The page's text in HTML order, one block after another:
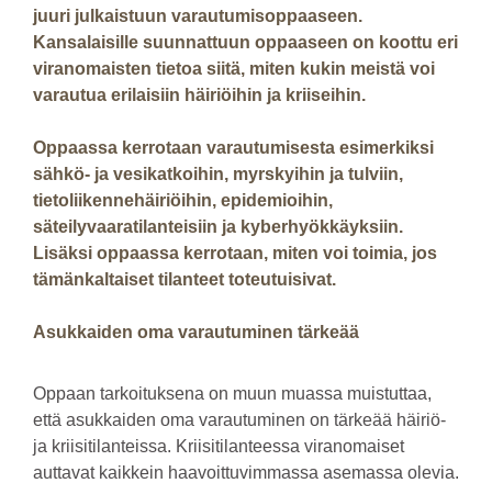
juuri julkaistuun varautumisoppaaseen.
Kansalaisille suunnattuun oppaaseen on koottu eri
viranomaisten tietoa siitä, miten kukin meistä voi
varautua erilaisiin häiriöihin ja kriiseihin.
Oppaassa kerrotaan varautumisesta esimerkiksi
sähkö- ja vesikatkoihin, myrskyihin ja tulviin,
tietoliikennehäiriöihin, epidemioihin,
säteilyvaaratilanteisiin ja kyberhyökkäyksiin.
Lisäksi oppaassa kerrotaan, miten voi toimia, jos
tämänkaltaiset tilanteet toteutuisivat.
Asukkaiden oma varautuminen tärkeää
Oppaan tarkoituksena on muun muassa muistuttaa,
että asukkaiden oma varautuminen on tärkeää häiriö-
ja kriisitilanteissa. Kriisitilanteessa viranomaiset
auttavat kaikkein haavoittuvimmassa asemassa olevia.